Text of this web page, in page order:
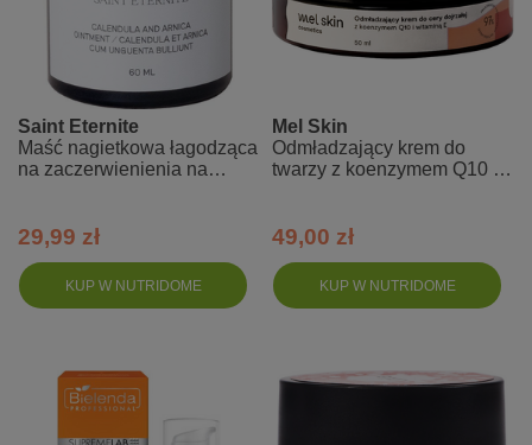
KUP W NUTRIDOME
Saint Eternite
Maść nagietkowa łagodząca
na zaczerwienienia na
29,99 zł
KUP W NUTRIDOME
Mel Skin
Odmładzający krem do
twarzy z koenzymem Q10 i
49,00 zł